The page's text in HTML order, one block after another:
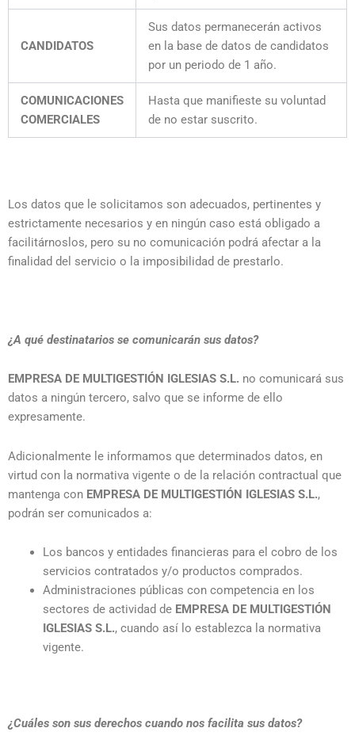
CANDIDATOS
Sus datos permanecerán activos
en la base de datos de candidatos
por un periodo de 1 año.
COMUNICACIONES
COMERCIALES
Hasta que manifieste su voluntad
de no estar suscrito.
Los datos que le solicitamos son adecuados, pertinentes y
estrictamente necesarios y en ningún caso está obligado a
facilitárnoslos, pero su no comunicación podrá afectar a la
finalidad del servicio o la imposibilidad de prestarlo.
¿A qué destinatarios se comunicarán sus datos?
EMPRESA DE MULTIGESTIÓN IGLESIAS S.L. no comunicará sus
datos a ningún tercero, salvo que se informe de ello
expresamente.
Adicionalmente le informamos que determinados datos, en
virtud con la normativa vigente o de la relación contractual que
mantenga con EMPRESA DE MULTIGESTIÓN IGLESIAS S.L.,
podrán ser comunicados a:
Los bancos y entidades financieras para el cobro de los
servicios contratados y/o productos comprados.
Administraciones públicas con competencia en los
sectores de actividad de EMPRESA DE MULTIGESTIÓN
IGLESIAS S.L., cuando así lo establezca la normativa
vigente.
¿Cuáles son sus derechos cuando nos facilita sus datos?